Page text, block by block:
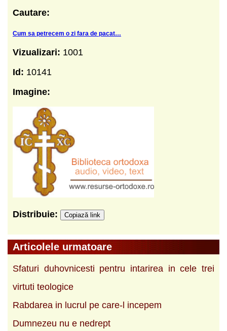
Cautare:
Cum sa petrecem o zi fara de pacat…
Vizualizari: 1001
Id: 10141
Imagine:
Distribuie: Copiază link
Articolele urmatoare
Sfaturi duhovnicesti pentru intarirea in cele trei
virtuti teologice
Rabdarea in lucrul pe care-l incepem
Dumnezeu nu e nedrept